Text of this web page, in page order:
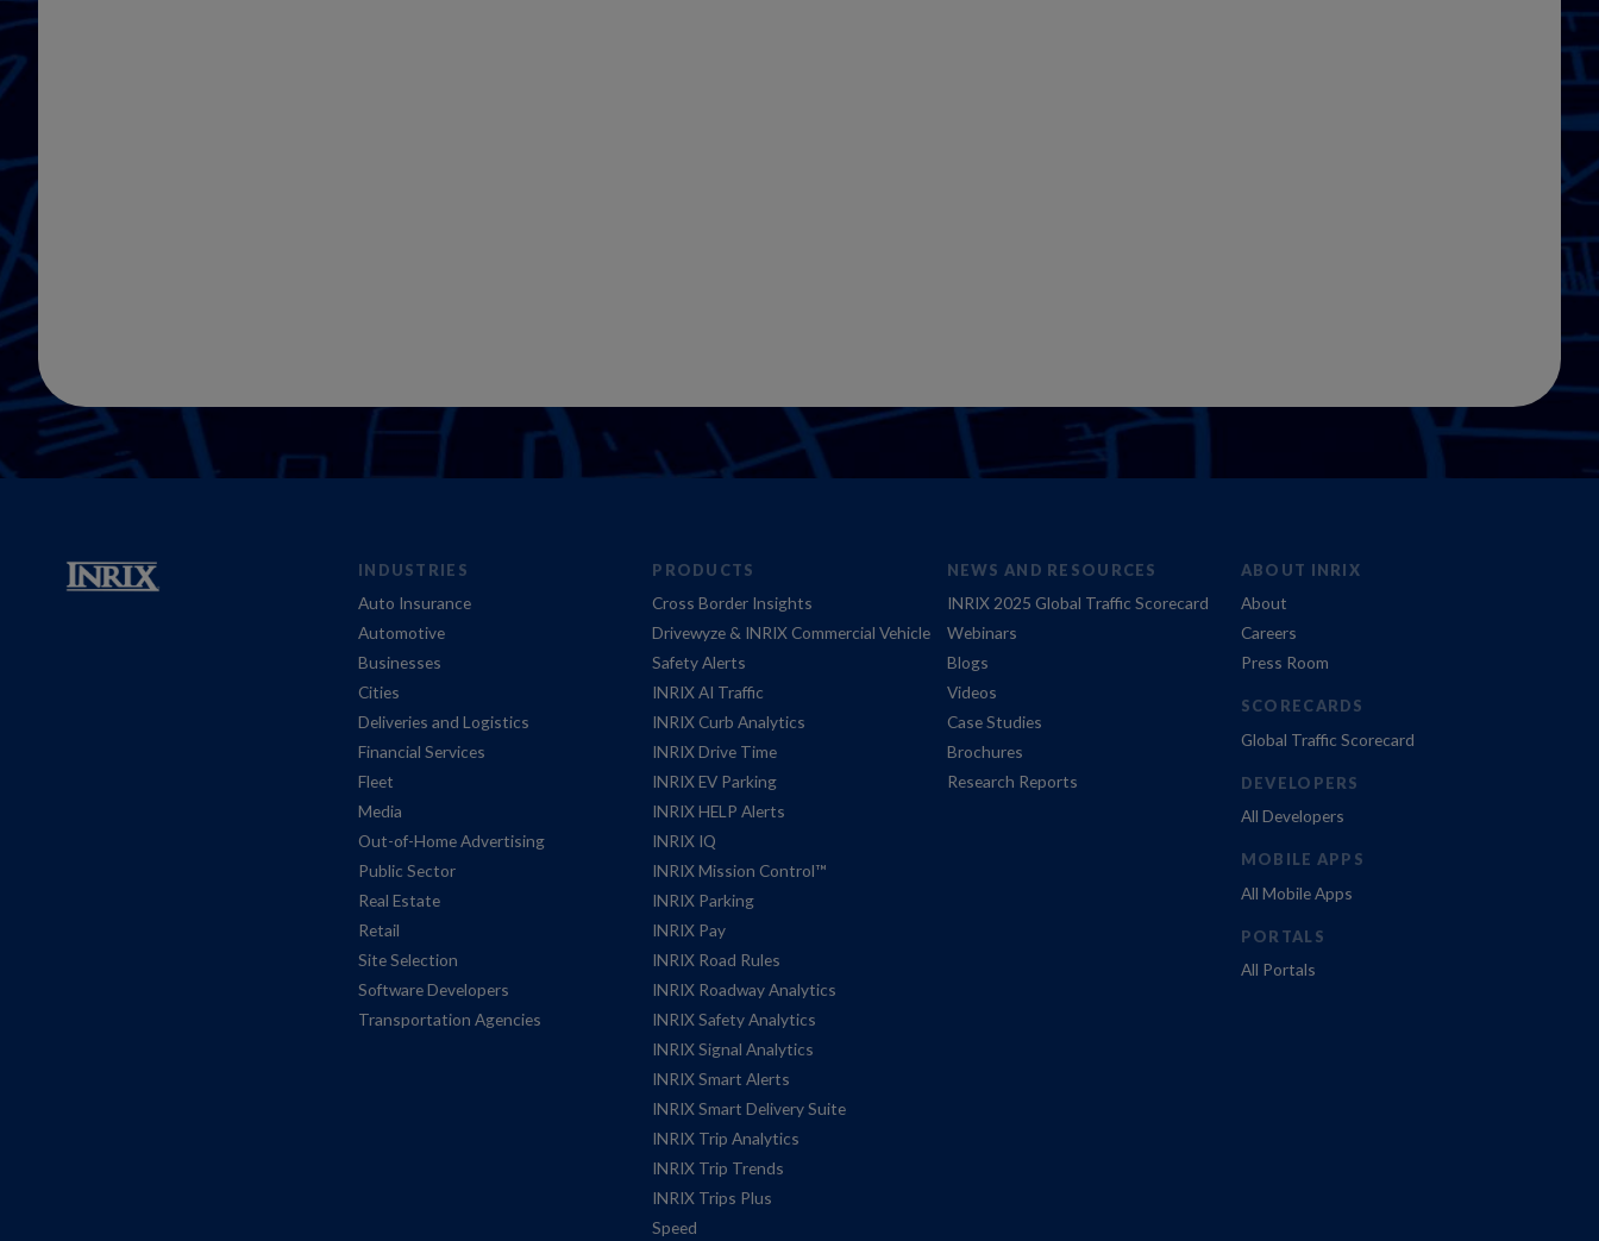
INDUSTRIES
Auto Insurance
Automotive
Businesses
Cities
Deliveries and Logistics
Financial Services
Fleet
Media
Out-of-Home Advertising
Public Sector
Real Estate
Retail
Site Selection
Software Developers
Transportation Agencies
PRODUCTS
Cross Border Insights
Drivewyze & INRIX Commercial Vehicle
Safety Alerts
INRIX AI Traffic
INRIX Curb Analytics
INRIX Drive Time
INRIX EV Parking
INRIX HELP Alerts
INRIX IQ
INRIX Mission Control™
INRIX Parking
INRIX Pay
INRIX Road Rules
INRIX Roadway Analytics
INRIX Safety Analytics
INRIX Signal Analytics
INRIX Smart Alerts
INRIX Smart Delivery Suite
INRIX Trip Analytics
INRIX Trip Trends
INRIX Trips Plus
Speed
NEWS AND RESOURCES
INRIX 2025 Global Traffic Scorecard
Webinars
Blogs
Videos
Case Studies
Brochures
Research Reports
ABOUT INRIX
About
Careers
Press Room
SCORECARDS
Global Traffic Scorecard
DEVELOPERS
All Developers
MOBILE APPS
All Mobile Apps
PORTALS
All Portals